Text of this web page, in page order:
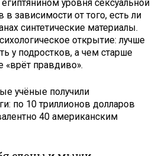
уровня сексуальной
в зависимости от того, есть ли
синтетические материалы.
открытие: лучше
у подростков, а чем старше
правдиво».
учёные получили
по 10 триллионов долларов
40 американским